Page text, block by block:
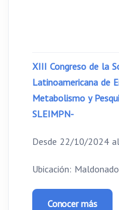
XIII Congreso de la
Latinoamericana de
Metabolismo y
SLEIMPN-
Desde 22/10/2024
Ubicación:
Conocer más